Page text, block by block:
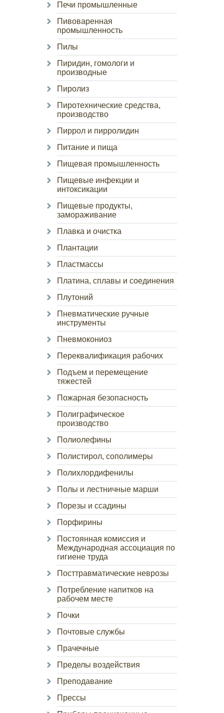
Печи промышленные
Пивоваренная
промышленность
Пилы
Пиридин, гомологи и
производные
Пиролиз
Пиротехнические средства,
производство
Пиррол и пирролидин
Питание и пища
Пищевая промышленность
Пищевые инфекции и
интоксикации
Пищевые продукты,
замораживание
Плавка и очистка
Плантации
Пластмассы
Платина, сплавы и соединения
Плутоний
Пневматические ручные
инструменты
Пневмокониоз
Переквалификация рабочих
Подъем и перемещение
тяжестей
Пожарная безопасность
Полиграфическое
производство
Полиолефины
Полистирол, сополимеры
Полихлордифенилы
Полы и лестничные марши
Порезы и ссадины
Порфирины
Постоянная комиссия и
Международная ассоциация по
гигиене труда
Посттравматические неврозы
Потребление напитков на
рабочем месте
Почки
Почтовые службы
Прачечные
Пределы воздействия
Преподавание
Прессы